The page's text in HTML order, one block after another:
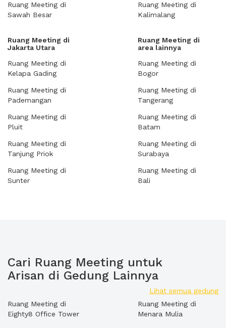
Ruang Meeting di
Sawah Besar
Ruang Meeting di
Kalimalang
Ruang Meeting di
Jakarta Utara
Ruang Meeting di
Kelapa Gading
Ruang Meeting di
Pademangan
Ruang Meeting di
Pluit
Ruang Meeting di
Tanjung Priok
Ruang Meeting di
Sunter
Ruang Meeting di
area lainnya
Ruang Meeting di
Bogor
Ruang Meeting di
Tangerang
Ruang Meeting di
Batam
Ruang Meeting di
Surabaya
Ruang Meeting di
Bali
Cari Ruang Meeting untuk
Arisan di Gedung Lainnya
Lihat semua gedung
Ruang Meeting di
Eighty8 Office Tower
Ruang Meeting di
Menara Mulia